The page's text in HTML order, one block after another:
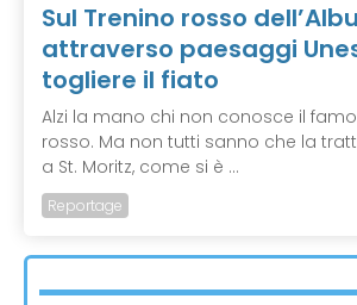
Sul Trenino rosso
attraverso paesaggi
togliere il fiato
Alzi la mano chi non conosce il
rosso. Ma non tutti sanno che la
a St. Moritz, come si è ...
Reportage